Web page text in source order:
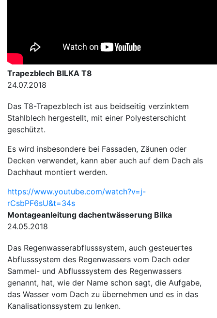
Trapezblech BILKA T8
24.07.2018
Das T8-Trapezblech ist aus beidseitig verzinktem
Stahlblech hergestellt, mit einer Polyesterschicht
geschützt.
Es wird insbesondere bei Fassaden, Zäunen oder
Decken verwendet, kann aber auch auf dem Dach als
Dachhaut montiert werden.
https://www.youtube.com/watch?v=j-
rCsbPF6sU&t=34s
Montageanleitung dachentwässerung Bilka
24.05.2018
Das Regenwasserabflusssystem, auch gesteuertes
Abflusssystem des Regenwassers vom Dach oder
Sammel- und Abflusssystem des Regenwassers
genannt, hat, wie der Name schon sagt, die Aufgabe,
das Wasser vom Dach zu übernehmen und es in das
Kanalisationssystem zu lenken.